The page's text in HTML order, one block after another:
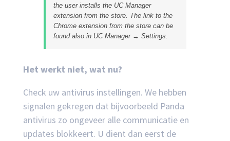
the user installs the UC Manager
extension from the store. The link to the
Chrome extension from the store can be
found also in UC Manager → Settings.
Het werkt niet, wat nu?
Check uw antivirus instellingen. We hebben
signalen gekregen dat bijvoorbeeld Panda
antivirus zo ongeveer alle communicatie en
updates blokkeert. U dient dan eerst de